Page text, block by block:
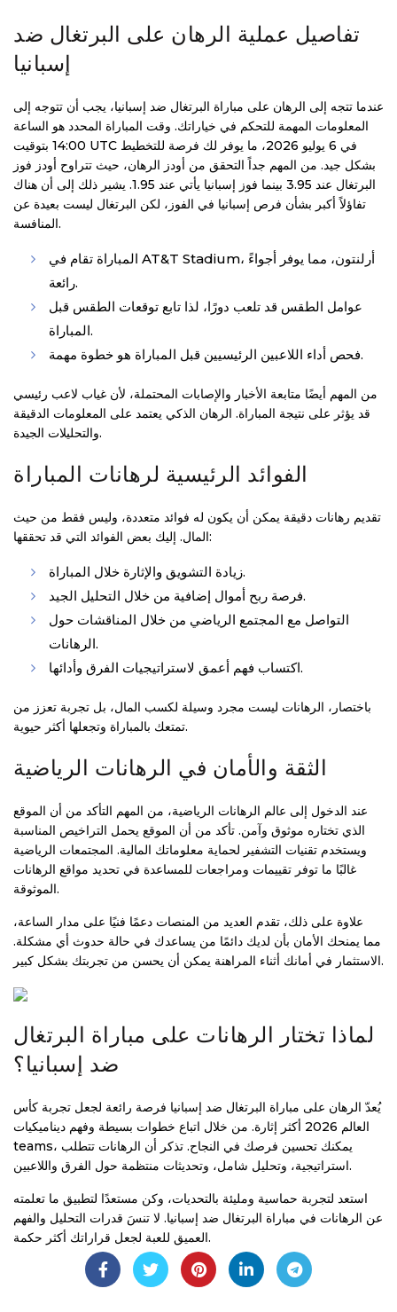
تفاصيل عملية الرهان على البرتغال ضد
إسبانيا
عندما تتجه إلى الرهان على مباراة البرتغال ضد إسبانيا، يجب أن تتوجه إلى
المعلومات المهمة للتحكم في خياراتك. وقت المباراة المحدد هو الساعة
14:00 بتوقيت UTC في 6 يوليو 2026، ما يوفر لك فرصة للتخطيط
بشكل جيد. من المهم جداً التحقق من أودز الرهان، حيث تتراوح أودز فوز
البرتغال عند 3.95 بينما فوز إسبانيا يأتي عند 1.95. يشير ذلك إلى أن هناك
تفاؤلاً أكبر بشأن فرص إسبانيا في الفوز، لكن البرتغال ليست بعيدة عن
المنافسة.
المباراة تقام في AT&T Stadium، أرلنتون، مما يوفر أجواءً
رائعة.
عوامل الطقس قد تلعب دورًا، لذا تابع توقعات الطقس قبل
المباراة.
فحص أداء اللاعبين الرئيسيين قبل المباراة هو خطوة مهمة.
من المهم أيضًا متابعة الأخبار والإصابات المحتملة، لأن غياب لاعب رئيسي
قد يؤثر على نتيجة المباراة. الرهان الذكي يعتمد على المعلومات الدقيقة
والتحليلات الجيدة.
الفوائد الرئيسية لرهانات المباراة
تقديم رهانات دقيقة يمكن أن يكون له فوائد متعددة، وليس فقط من حيث
المال. إليك بعض الفوائد التي قد تحققها:
زيادة التشويق والإثارة خلال المباراة.
فرصة ربح أموال إضافية من خلال التحليل الجيد.
التواصل مع المجتمع الرياضي من خلال المناقشات حول
الرهانات.
اكتساب فهم أعمق لاستراتيجيات الفرق وأدائها.
باختصار، الرهانات ليست مجرد وسيلة لكسب المال، بل تجربة تعزز من
تمتعك بالمباراة وتجعلها أكثر حيوية.
الثقة والأمان في الرهانات الرياضية
عند الدخول إلى عالم الرهانات الرياضية، من المهم التأكد من أن الموقع
الذي تختاره موثوق وآمن. تأكد من أن الموقع يحمل التراخيص المناسبة
ويستخدم تقنيات التشفير لحماية معلوماتك المالية. المجتمعات الرياضية
غالبًا ما توفر تقييمات ومراجعات للمساعدة في تحديد مواقع الرهانات
الموثوقة.
علاوة على ذلك، تقدم العديد من المنصات دعمًا فنيًا على مدار الساعة،
مما يمنحك الأمان بأن لديك دائمًا من يساعدك في حالة حدوث أي مشكلة.
الاستثمار في أمانك أثناء المراهنة يمكن أن يحسن من تجربتك بشكل كبير.
لماذا تختار الرهانات على مباراة البرتغال
ضد إسبانيا؟
يُعدّ الرهان على مباراة البرتغال ضد إسبانيا فرصة رائعة لجعل تجربة كأس
العالم 2026 أكثر إثارة. من خلال اتباع خطوات بسيطة وفهم ديناميكيات
teams، يمكنك تحسين فرصك في النجاح. تذكر أن الرهانات تتطلب
استراتيجية، وتحليل شامل، وتحديثات منتظمة حول الفرق واللاعبين.
استعد لتجربة حماسية ومليئة بالتحديات، وكن مستعدًا لتطبيق ما تعلمته
عن الرهانات في مباراة البرتغال ضد إسبانيا. لا تنسَ قدرات التحليل والفهم
العميق للعبة لجعل قراراتك أكثر حكمة.